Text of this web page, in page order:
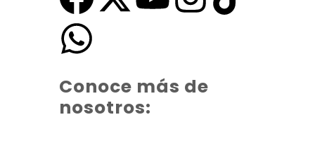
Conoce más de
nosotros: